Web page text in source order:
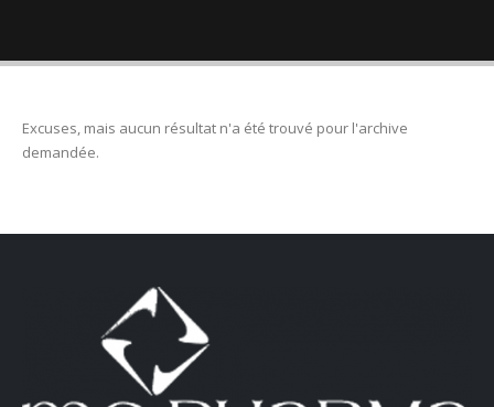
Excuses, mais aucun résultat n'a été trouvé pour l'archive
demandée.